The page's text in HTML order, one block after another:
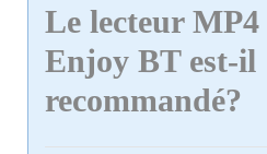
Le lecteur MP4
Enjoy BT est-il
recommandé?